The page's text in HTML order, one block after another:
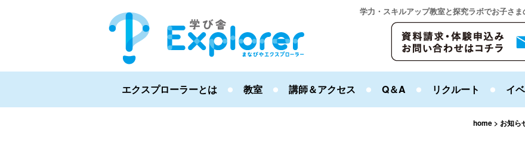
学力・スキルアップ教室と探究ラボでお子さ
エクスプローラーとは 教室 講師＆アクセス Q＆A リクルート イ
home > お知ら